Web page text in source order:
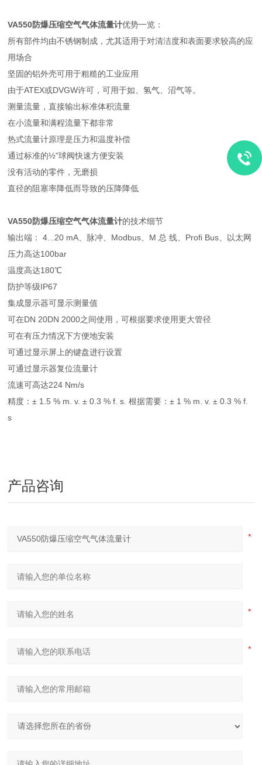
VA550防爆压缩空气气体流量计优势一览：
所有部件均由不锈钢制成，尤其适用于对清洁度和表面要求较高的应
用场合
坚固的铝外壳可用于粗糙的工业应用
由于ATEX或DVGW许可，可用于如、氢气、沼气等。
测量流量，直接输出标准体积流量
在小流量和满程流量下都非常
热式流量计原理是压力和温度补偿
通过标准的½"球阀快速方便安装
没有活动的零件，无磨损
直径的阻塞率降低而导致的压降降低
VA550防爆压缩空气气体流量计的技术细节
输出端： 4...20 mA、脉冲、Modbus、M 总 线、Profi Bus、以太网
压力高达100bar
温度高达180℃
防护等级IP67
集成显示器可显示测量值
可在DN 20DN 2000之间使用，可根据要求使用更大管径
可在有压力情况下方便地安装
可通过显示屏上的键盘进行设置
可通过显示器复位流量计
流速可高达224 Nm/s
精度：± 1.5 % m. v. ± 0.3 % f. s. 根据需要：± 1 % m. v. ± 0.3 % f.
s
产品咨询